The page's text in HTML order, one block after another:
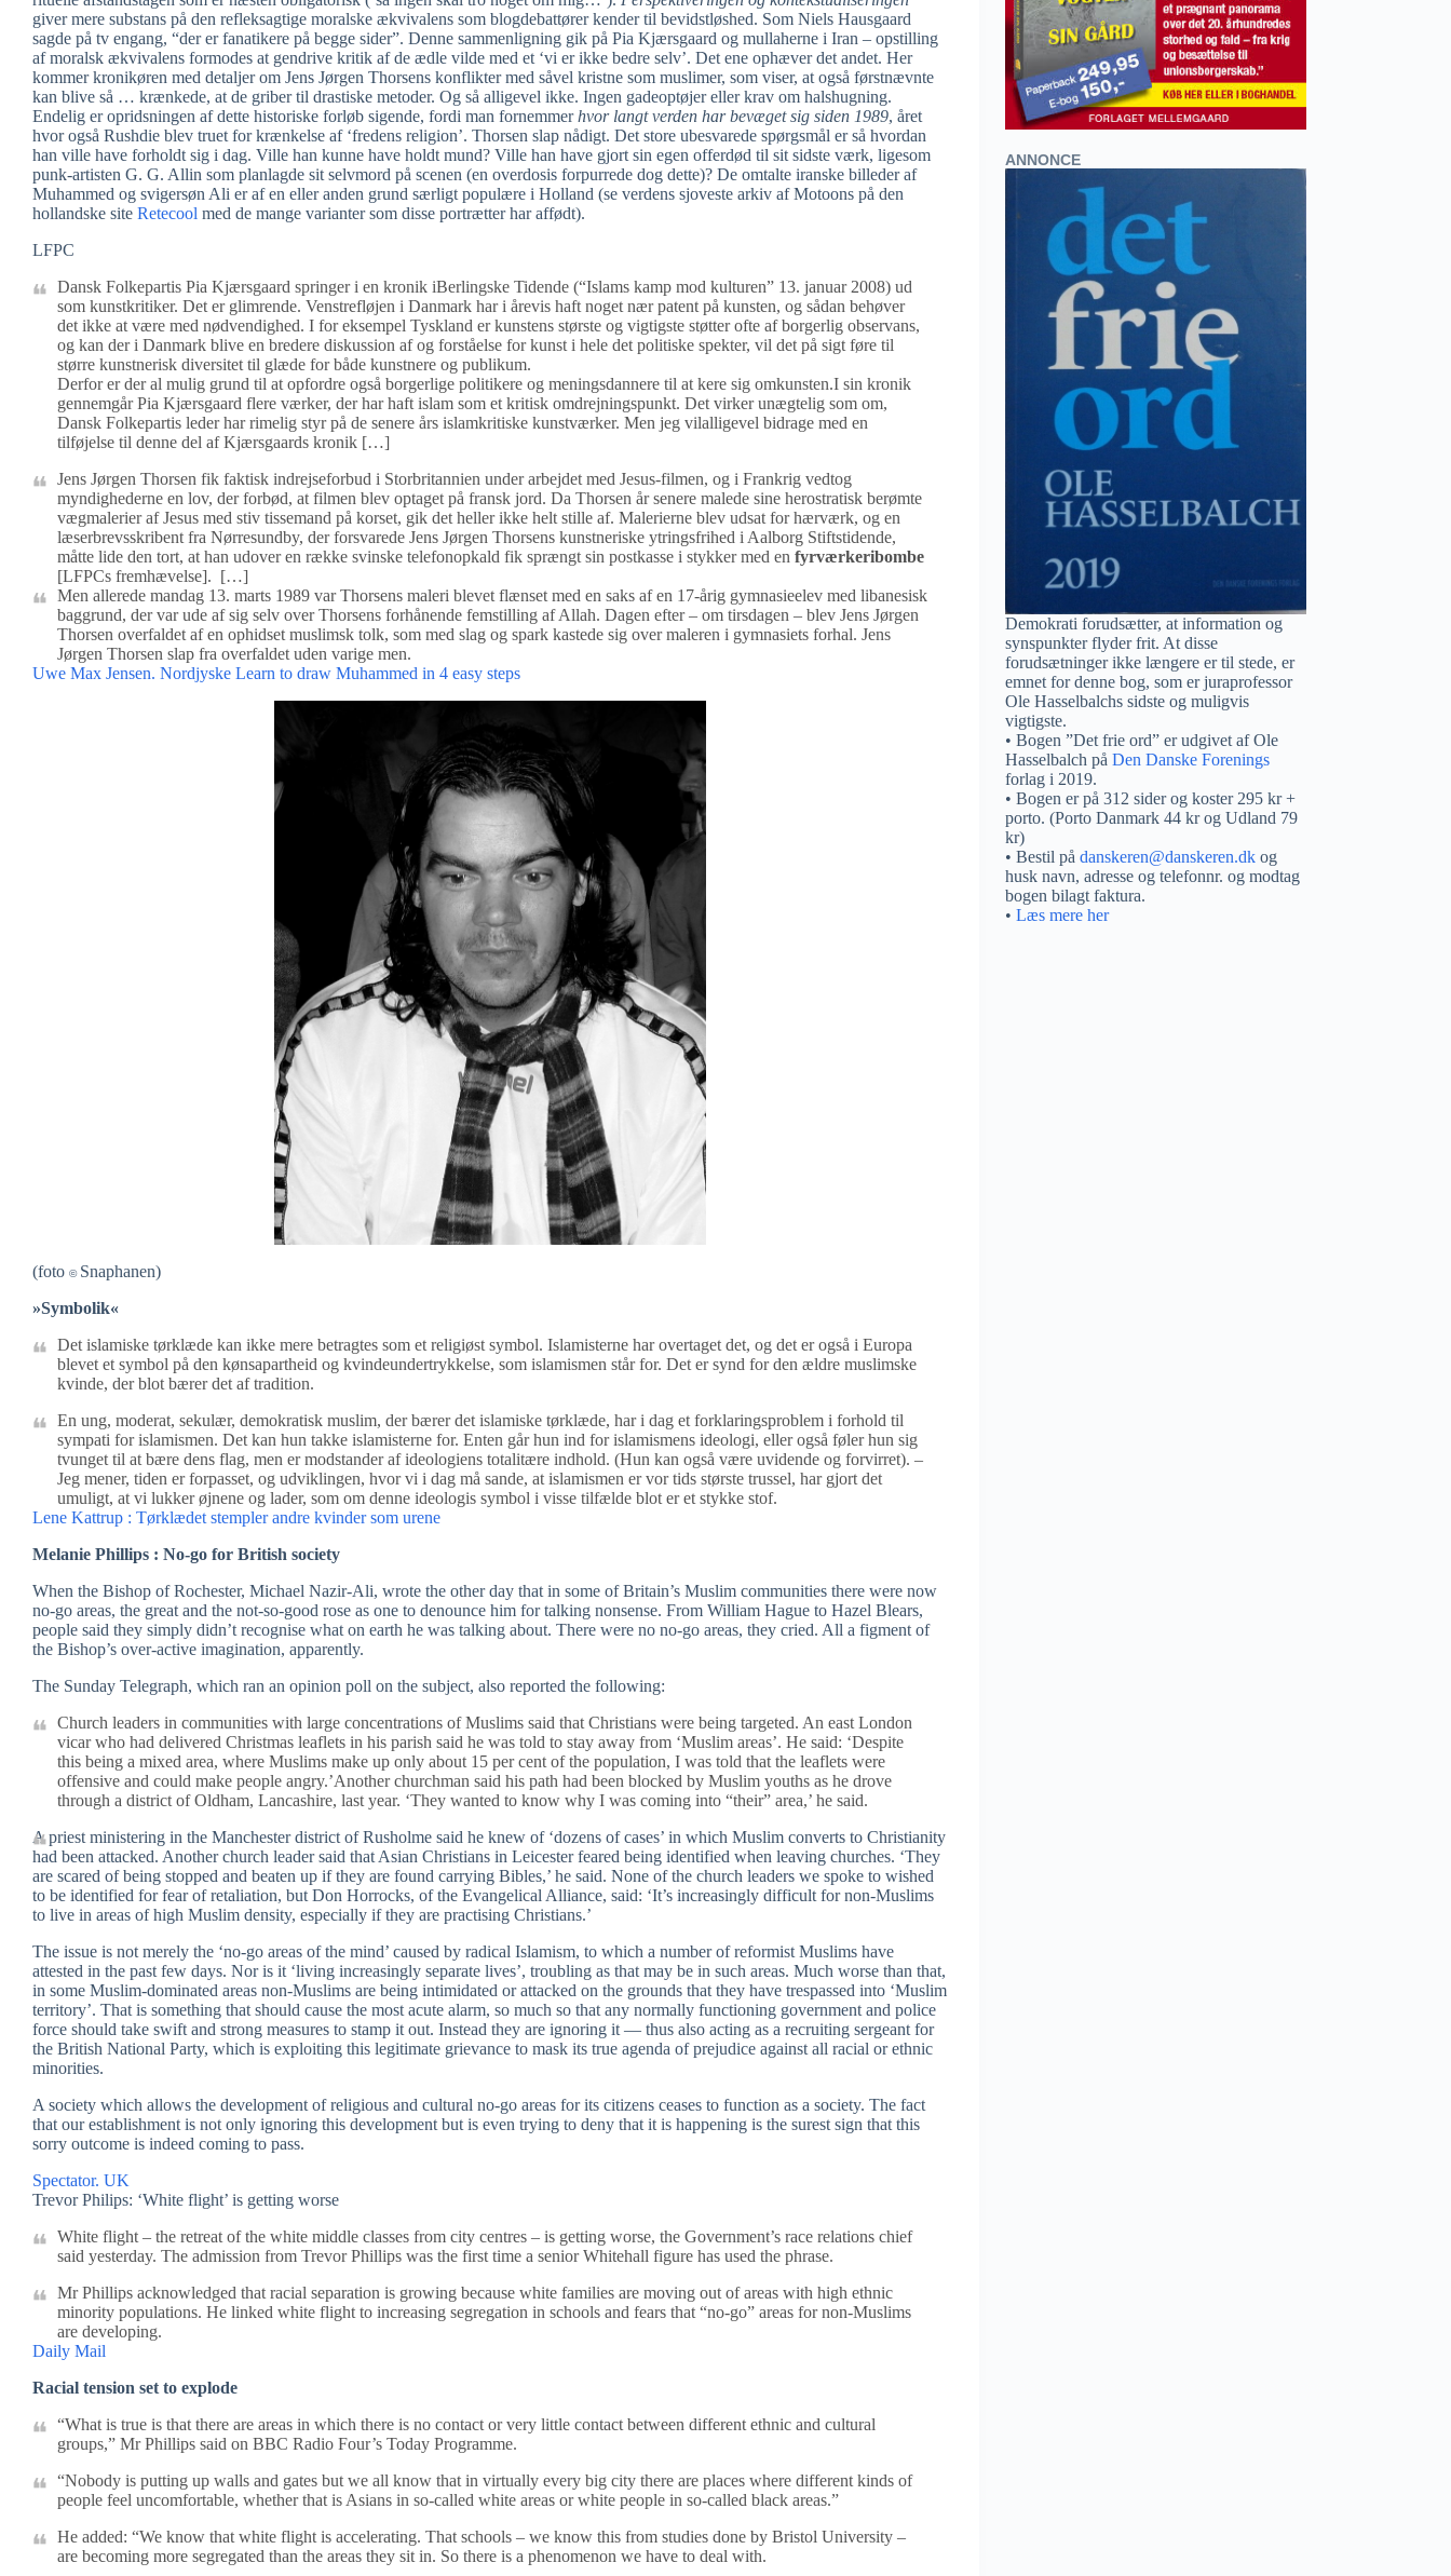
giver mere substans på den refleksagtige moralske ækvivalens som blogdebattører kender til bevidstløshed. Som Niels Hausgaard
sagde på tv engang, “der er fanatikere på begge sider”. Denne sammenligning gik på Pia Kjærsgaard og mullaherne i Iran – opstilling
af moralsk ækvivalens formodes at gendrive kritik af de ædle vilde med et ‘vi er ikke bedre selv’. Det ene ophæver det andet. Her
kommer kronikøren med detaljer om Jens Jørgen Thorsens konflikter med såvel kristne som muslimer, som viser, at også førstnævnte
kan blive så … krænkede, at de griber til drastiske metoder. Og så alligevel ikke. Ingen gadeoptøjer eller krav om halshugning.
Endelig er opridsningen af dette historiske forløb sigende, fordi man fornemmerhvor langt verden har bevæget sig siden 1989, året
hvor også Rushdie blev truet for krænkelse af ‘fredens religion’. Thorsen slap nådigt. Det store ubesvarede spørgsmål er så hvordan
han ville have forholdt sig i dag. Ville han kunne have holdt mund? Ville han have gjort sin egen offerdød til sit sidste værk, ligesom
punk-artisten G. G. Allin som planlagde sit selvmord på scenen (en overdosis forpurrede dog dette)? De omtalte iranske billeder af
Muhammed og svigersøn Ali er af en eller anden grund særligt populære i Holland (se verdens sjoveste arkiv af Motoons på den
hollandske site Retecool med de mange varianter som disse portrætter har affødt).
LFPC
Dansk Folkepartis Pia Kjærsgaard springer i en kronik iBerlingske Tidende (“Islams kamp mod kulturen” 13. januar 2008) ud
som kunstkritiker. Det er glimrende. Venstrefløjen i Danmark har i årevis haft noget nær patent på kunsten, og sådan behøver
det ikke at være med nødvendighed. I for eksempel Tyskland er kunstens største og vigtigste støtter ofte af borgerlig observans,
og kan der i Danmark blive en bredere diskussion af og forståelse for kunst i hele det politiske spekter, vil det på sigt føre til
større kunstnerisk diversitet til glæde for både kunstnere og publikum.
Derfor er der al mulig grund til at opfordre også borgerlige politikere og meningsdannere til at kere sig omkunsten.I sin kronik
gennemgår Pia Kjærsgaard flere værker, der har haft islam som et kritisk omdrejningspunkt. Det virker unægtelig som om,
Dansk Folkepartis leder har rimelig styr på de senere års islamkritiske kunstværker. Men jeg vilalligevel bidrage med en
tilføjelse til denne del af Kjærsgaards kronik […]
Jens Jørgen Thorsen fik faktisk indrejseforbud i Storbritannien under arbejdet med Jesus-filmen, og i Frankrig vedtog
myndighederne en lov, der forbød, at filmen blev optaget på fransk jord. Da Thorsen år senere malede sine herostratisk berømte
vægmalerier af Jesus med stiv tissemand på korset, gik det heller ikke helt stille af. Malerierne blev udsat for hærværk, og en
læserbrevsskribent fra Nørresundby, der forsvarede Jens Jørgen Thorsens kunstneriske ytringsfrihed i Aalborg Stiftstidende,
måtte lide den tort, at han udover en række svinske telefonopkald fik sprængt sin postkasse i stykker med en fyrværkeribombe
[LFPCs fremhævelse]. […]
Men allerede mandag 13. marts 1989 var Thorsens maleri blevet flænset med en saks af en 17-årig gymnasieelev med libanesisk
baggrund, der var ude af sig selv over Thorsens forhånende femstilling af Allah. Dagen efter – om tirsdagen – blev Jens Jørgen
Thorsen overfaldet af en ophidset muslimsk tolk, som med slag og spark kastede sig over maleren i gymnasiets forhal. Jens
Jørgen Thorsen slap fra overfaldet uden varige men.
Uwe Max Jensen. Nordjyske Learn to draw Muhammed in 4 easy steps
(foto © Snaphanen)
»Symbolik«
Det islamiske tørklæde kan ikke mere betragtes som et religiøst symbol. Islamisterne har overtaget det, og det er også i Europa
blevet et symbol på den kønsapartheid og kvindeundertrykkelse, som islamismen står for. Det er synd for den ældre muslimske
kvinde, der blot bærer det af tradition.
En ung, moderat, sekulær, demokratisk muslim, der bærer det islamiske tørklæde, har i dag et forklaringsproblem i forhold til
sympati for islamismen. Det kan hun takke islamisterne for. Enten går hun ind for islamismens ideologi, eller også føler hun sig
tvunget til at bære dens flag, men er modstander af ideologiens totalitære indhold. (Hun kan også være uvidende og forvirret). –
Jeg mener, tiden er forpasset, og udviklingen, hvor vi i dag må sande, at islamismen er vor tids største trussel, har gjort det
umuligt, at vi lukker øjnene og lader, som om denne ideologis symbol i visse tilfælde blot er et stykke stof.
Lene Kattrup : Tørklædet stempler andre kvinder som urene
Melanie Phillips : No-go for British society
When the Bishop of Rochester, Michael Nazir-Ali, wrote the other day that in some of Britain’s Muslim communities there were now
no-go areas, the great and the not-so-good rose as one to denounce him for talking nonsense. From William Hague to Hazel Blears,
people said they simply didn’t recognise what on earth he was talking about. There were no no-go areas, they cried. All a figment of
the Bishop’s over-active imagination, apparently.
The Sunday Telegraph, which ran an opinion poll on the subject, also reported the following:
Church leaders in communities with large concentrations of Muslims said that Christians were being targeted. An east London
vicar who had delivered Christmas leaflets in his parish said he was told to stay away from ‘Muslim areas’. He said: ‘Despite
this being a mixed area, where Muslims make up only about 15 per cent of the population, I was told that the leaflets were
offensive and could make people angry.’Another churchman said his path had been blocked by Muslim youths as he drove
through a district of Oldham, Lancashire, last year. ‘They wanted to know why I was coming into “their” area,’ he said.
A priest ministering in the Manchester district of Rusholme said he knew of ‘dozens of cases’ in which Muslim converts to Christianity
had been attacked. Another church leader said that Asian Christians in Leicester feared being identified when leaving churches. ‘They
are scared of being stopped and beaten up if they are found carrying Bibles,’ he said. None of the church leaders we spoke to wished
to be identified for fear of retaliation, but Don Horrocks, of the Evangelical Alliance, said: ‘It’s increasingly difficult for non-Muslims
to live in areas of high Muslim density, especially if they are practising Christians.’
The issue is not merely the ‘no-go areas of the mind’ caused by radical Islamism, to which a number of reformist Muslims have
attested in the past few days. Nor is it ‘living increasingly separate lives’, troubling as that may be in such areas. Much worse than that,
in some Muslim-dominated areas non-Muslims are being intimidated or attacked on the grounds that they have trespassed into ‘Muslim
territory’. That is something that should cause the most acute alarm, so much so that any normally functioning government and police
force should take swift and strong measures to stamp it out. Instead they are ignoring it — thus also acting as a recruiting sergeant for
the British National Party, which is exploiting this legitimate grievance to mask its true agenda of prejudice against all racial or ethnic
minorities.
A society which allows the development of religious and cultural no-go areas for its citizens ceases to function as a society. The fact
that our establishment is not only ignoring this development but is even trying to deny that it is happening is the surest sign that this
sorry outcome is indeed coming to pass.
Spectator. UK
Trevor Philips: ‘White flight’ is getting worse
White flight – the retreat of the white middle classes from city centres – is getting worse, the Government’s race relations chief
said yesterday. The admission from Trevor Phillips was the first time a senior Whitehall figure has used the phrase.
Mr Phillips acknowledged that racial separation is growing because white families are moving out of areas with high ethnic
minority populations. He linked white flight to increasing segregation in schools and fears that “no-go” areas for non-Muslims
are developing.
Daily Mail
Racial tension set to explode
“What is true is that there are areas in which there is no contact or very little contact between different ethnic and cultural
groups,” Mr Phillips said on BBC Radio Four’s Today Programme.
“Nobody is putting up walls and gates but we all know that in virtually every big city there are places where different kinds of
people feel uncomfortable, whether that is Asians in so-called white areas or white people in so-called black areas.”
He added: “We know that white flight is accelerating. That schools – we know this from studies done by Bristol University –
are becoming more segregated than the areas they sit in. So there is a phenomenon we have to deal with.
ANNONCE
Demokrati forudsætter, at information og
synspunkter flyder frit. At disse
forudsætninger ikke længere er til stede, er
emnet for denne bog, som er juraprofessor
Ole Hasselbalchs sidste og muligvis
vigtigste.
• Bogen ”Det frie ord” er udgivet af Ole
Hasselbalch påDen Danske Forenings
forlag i 2019.
• Bogen er på 312 sider og koster 295 kr +
porto. (Porto Danmark 44 kr og Udland 79
kr)
• Bestil pådanskeren@danskeren.dk og
husk navn, adresse og telefonnr. og modtag
bogen bilagt faktura.
•Læs mere her